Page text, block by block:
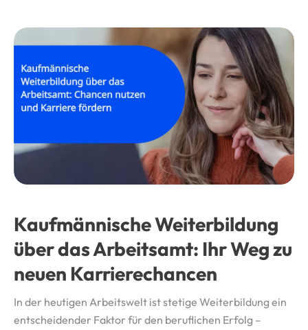
Kaufmännische Weiterbildung
über das Arbeitsamt: Ihr Weg zu
neuen Karrierechancen
In der heutigen Arbeitswelt ist stetige Weiterbildung ein
entscheidender Faktor für den beruflichen Erfolg –